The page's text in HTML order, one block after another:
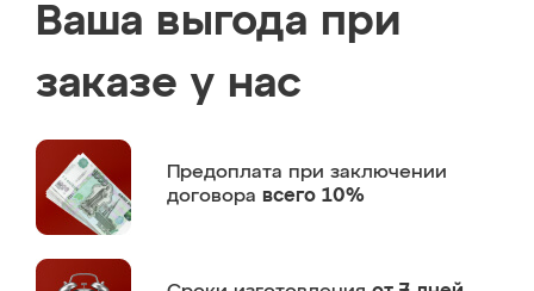
Ваша выгода при
заказе у нас
Предоплата при заключении
договора всего 10%